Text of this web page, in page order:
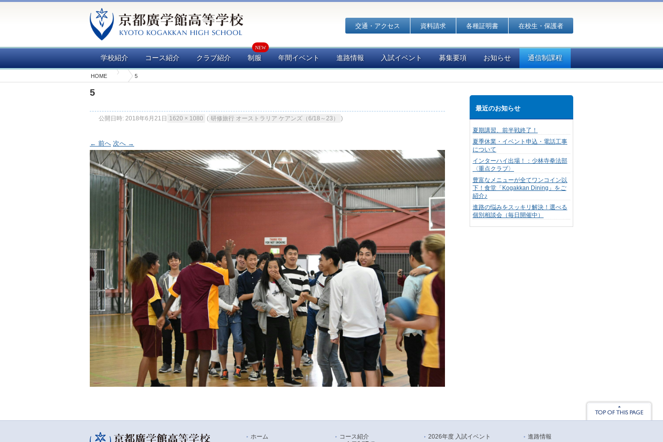
学校紹介 コース紹介 クラブ紹介 制服 年間イベント 進路情報 入試イベント 募集要項 お知らせ 通信制課程
交通・アクセス 資料請求 各種証明書 在校生・保護者
HOME 5
5
公開日時: 2018年6月21日 1620 × 1080 ( 研修旅行 オーストラリア ケアンズ（6/18～23） )
← 前へ 次へ →
最近のお知らせ
夏期講習、前半戦終了！
夏季休業・イベント申込・電話工事
について
インターハイ出場！：少林寺拳法部
〈重点クラブ〉
豊富なメニューが全てワンコイン以
下！食堂「Kogakkan Dining」をご
紹介♪
進路の悩みをスッキリ解決！選べる
個別相談会（毎日開催中）
ホーム
コース紹介
2026年度 入試イベント 進路情報